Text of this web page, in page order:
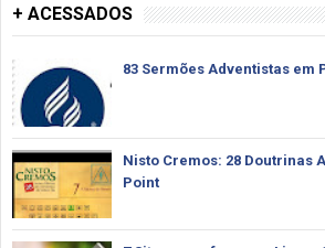
+ ACESSADOS
83 Sermões Adventistas em
Nisto Cremos: 28 Doutrinas
Point